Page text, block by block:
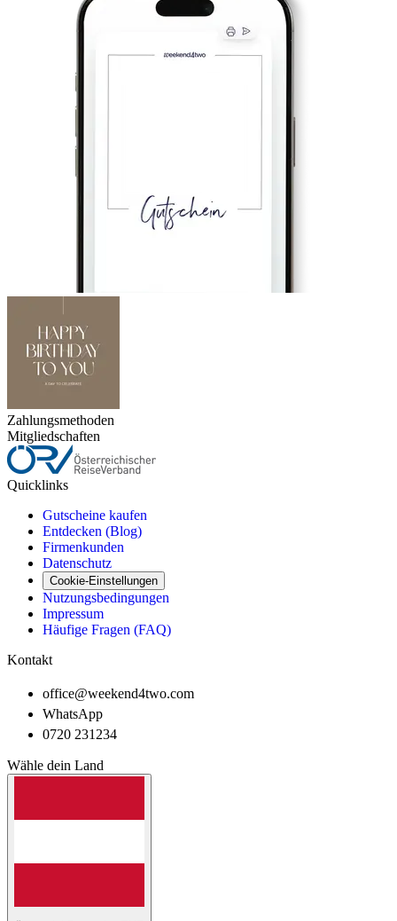
Zahlungsmethoden
Mitgliedschaften
Quicklinks
Gutscheine kaufen
Entdecken (Blog)
Firmenkunden
Datenschutz
Cookie-Einstellungen
Nutzungsbedingungen
Impressum
Häufige Fragen (FAQ)
Kontakt
office@weekend4two.com
WhatsApp
0720 231234
Wähle dein Land